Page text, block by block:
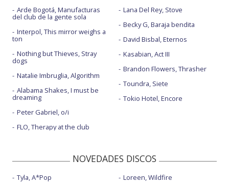
Arde Bogotá, Manufacturas
del club de la gente sola
Interpol, This mirror weighs a
ton
Nothing but Thieves, Stray
dogs
Natalie Imbruglia, Algorithm
Alabama Shakes, I must be
dreaming
Peter Gabriel, o/i
FLO, Therapy at the club
Lana Del Rey, Stove
Becky G, Baraja bendita
David Bisbal, Eternos
Kasabian, Act III
Brandon Flowers, Thrasher
Toundra, Siete
Tokio Hotel, Encore
NOVEDADES DISCOS
Tyla, A*Pop
Loreen, Wildfire